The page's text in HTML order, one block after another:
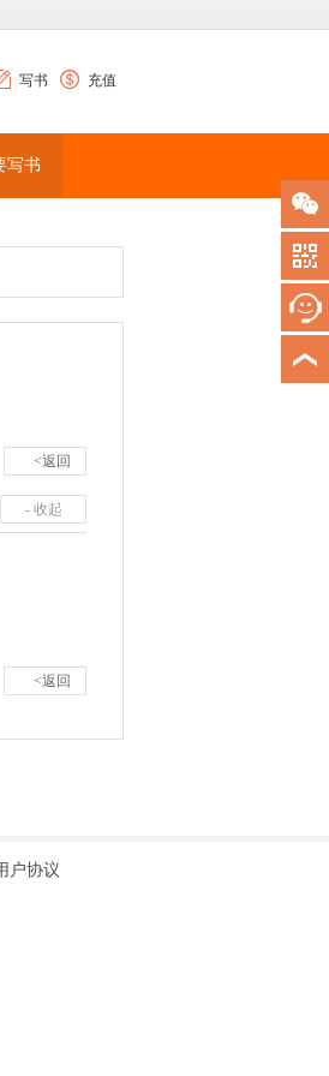
写书 充值
写书
<返回
- 收起
<返回
户协议